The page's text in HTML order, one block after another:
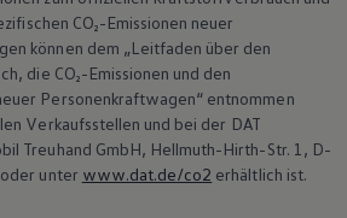
ab Werk
CO₂-Emissionen neuer
können dem „Leitfaden über den
die CO₂-Emissionen und den
Personenkraftwagen“ entnommen
Verkaufsstellen und bei der DAT
Treuhand GmbH, Hellmuth-Hirth-Str. 1, D-
unter www.dat.de/co2 erhältlich ist.